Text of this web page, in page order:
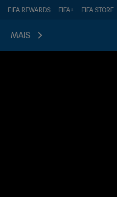
FIFA REWARDS FIFA+ FIFA STORE
MAIS